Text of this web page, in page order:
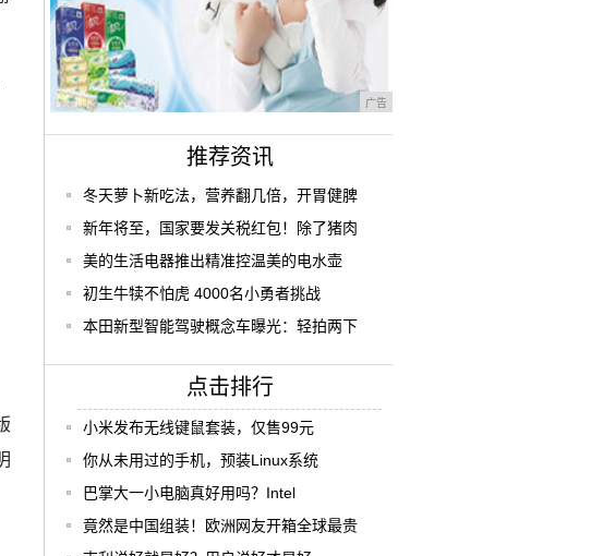
广告
推荐资讯
冬天萝卜新吃法，营养翻几倍，开胃健脾
新年将至，国家要发关税红包！除了猪肉
美的生活电器推出精准控温美的电水壶
初生牛犊不怕虎 4000名小勇者挑战
本田新型智能驾驶概念车曝光：轻拍两下
点击排行
小米发布无线键鼠套装，仅售99元
你从未用过的手机，预装Linux系统
巴掌大一小电脑真好用吗？Intel
竟然是中国组装！欧洲网友开箱全球最贵